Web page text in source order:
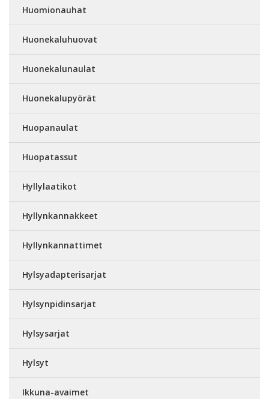
Huomionauhat
Huonekaluhuovat
Huonekalunaulat
Huonekalupyörät
Huopanaulat
Huopatassut
Hyllylaatikot
Hyllynkannakkeet
Hyllynkannattimet
Hylsyadapterisarjat
Hylsynpidinsarjat
Hylsysarjat
Hylsyt
Ikkuna-avaimet